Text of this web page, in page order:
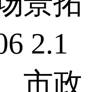
2.1
市政